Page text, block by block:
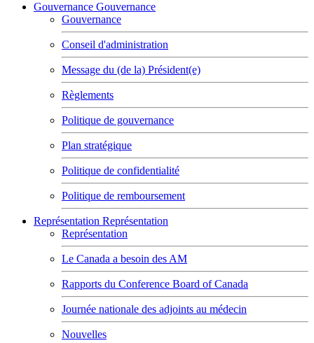
Gouvernance Gouvernance
Gouvernance
Conseil d'administration
Message du (de la) Président(e)
Règlements
Politique de gouvernance
Plan stratégique
Politique de confidentialité
Politique de remboursement
Représentation Représentation
Représentation
Le Canada a besoin des AM
Rapports du Conference Board of Canada
Journée nationale des adjoints au médecin
Nouvelles